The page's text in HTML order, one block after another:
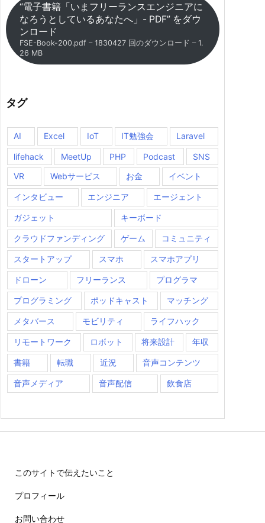
“電子書籍「いまフリーランスエンジニアに
なろうとしているあなたへ」- PDF” をダウ
ンロード
FSE-Book-200.pdf – 1830427 回のダウンロード – 1.
26 MB
タグ
AI Excel IoT IT勉強会 Laravel
lifehack MeetUp PHP Podcast
SNS
VR
Webサービス お金 イベント
インタビュー エンジニア エージェント
ガジェット キーボード
クラウドファンディング ゲーム コミュニティ
スタートアップ スマホ スマホアプリ
ドローン フリーランス プログラマ
プログラミング ポッドキャスト マッチング
メタバース モビリティ ライフハック
リモートワーク ロボット 将来設計 年収
書籍 転職 近況 音声コンテンツ
音声メディア 音声配信 飲食店
このサイトで伝えたいこと
プロフィール
お問い合わせ